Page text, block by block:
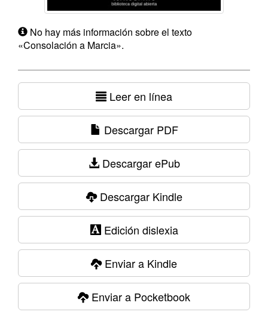
No hay más información sobre el texto
«Consolación a Marcia».
Leer en línea
Descargar PDF
Descargar ePub
Descargar Kindle
Edición dislexia
Enviar a Kindle
Enviar a Pocketbook